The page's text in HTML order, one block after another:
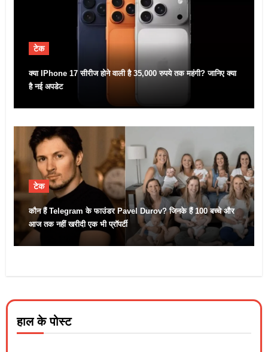
टेक
क्या IPhone 17 सीरीज होने वाली है 35,000 रुपये तक महंगी? जानिए क्या
है नई अपडेट
टेक
कौन हैं Telegram के फाउंडर Pavel Durov? जिनके हैं 100 बच्चे और
आज तक नहीं खरीदी एक भी प्रॉपर्टी
हाल के पोस्ट